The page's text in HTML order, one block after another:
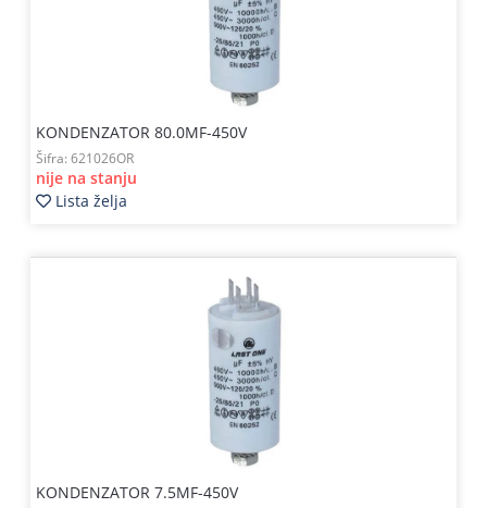
KONDENZATOR 80.0MF-450V
Šifra: 621026OR
nije na stanju
Lista želja
KONDENZATOR 7.5MF-450V